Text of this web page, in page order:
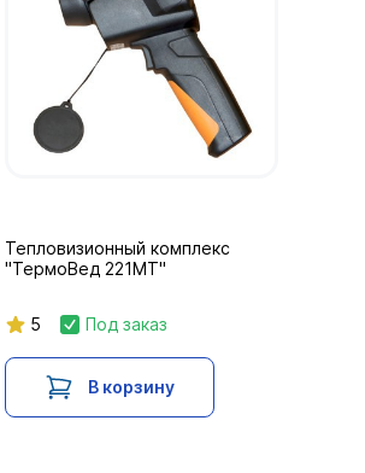
Тепловизионный комплекс
"ТермоВед 221МТ"
5 Под заказ
В корзину